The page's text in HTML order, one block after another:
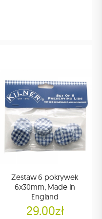
Zestaw 6 pokrywek
6x30mm, Made In
England
29.00zł